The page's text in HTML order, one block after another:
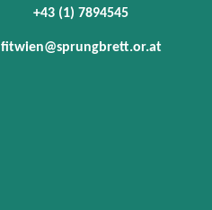
+43 (1) 7894545
fitwien@sprungbrett.or.at